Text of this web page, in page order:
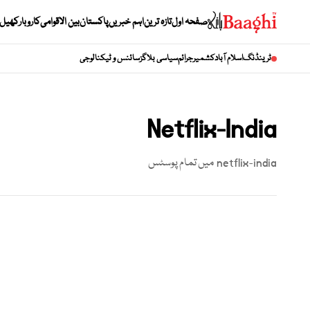
صفحہ اولتازہ تریناہم خبریںپاکستانبین الاقوامیکاروبارکھیل
ٹرینڈنگاسلام آبادکشمیرجرائمسیاسی بلاگزسائنس و ٹیکنالوجی
Netflix-India
netflix-india میں تمام پوسٹس